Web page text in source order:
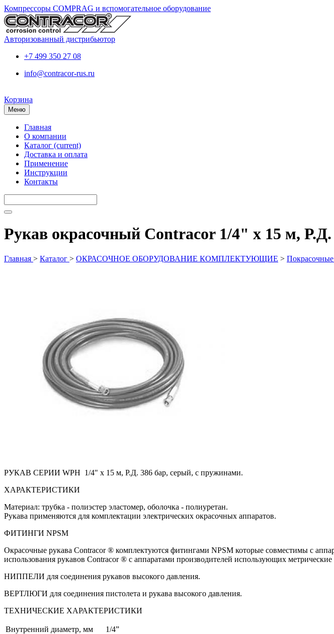
Компрессоры COMPRAG и вспомогательное оборудование
Авторизованный дистрибьютор
+7 499 350 27 08
info@contracor-rus.ru
Корзина
Меню
Главная
О компании
Каталог (current)
Доставка и оплата
Применение
Инструкции
Контакты
Рукав окрасочный Contracor 1/4" х 15 м,
Главная > Каталог > ОКРАСОЧНОЕ ОБОРУДОВАНИЕ КОМПЛЕКТУЮЩИЕ >
РУКАВ СЕРИИ WPH 1/4" х 15 м, Р.Д. 386 бар, серый, с пружинами.
ХАРАКТЕРИСТИКИ
Материал: трубка - полиэстер эластомер, оболочка - полиуретан.
Рукава применяются для комплектации электрических окрасочных аппаратов.
ФИТИНГИ NPSM
Окрасочные рукава Contracor ® комплектуются фитингами NPSM которые совместимы с
использования рукавов Contracor ® с аппаратами производителей использующих
НИППЕЛИ для соединения рукавов высокого давления.
ВЕРТЛЮГИ для соединения пистолета и рукава высокого давления.
ТЕХНИЧЕСКИЕ ХАРАКТЕРИСТИКИ
Внутренний диаметр, мм
1/4”